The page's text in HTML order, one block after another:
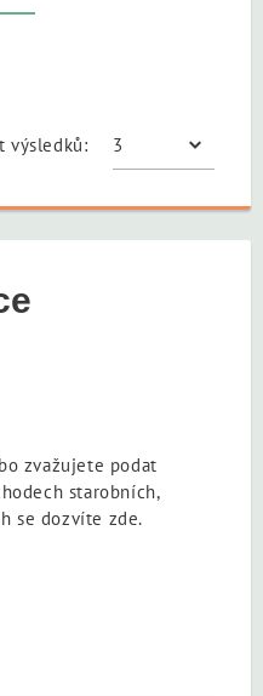
výsledků:
zvažujete podat
starobních,
se dozvíte zde.